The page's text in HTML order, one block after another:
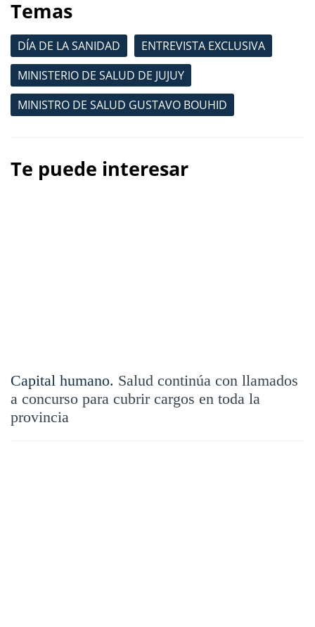
Temas
DÍA DE LA SANIDAD
ENTREVISTA EXCLUSIVA
MINISTERIO DE SALUD DE JUJUY
MINISTRO DE SALUD GUSTAVO BOUHID
Te puede interesar
Capital humano. Salud continúa con llamados
a concurso para cubrir cargos en toda la
provincia